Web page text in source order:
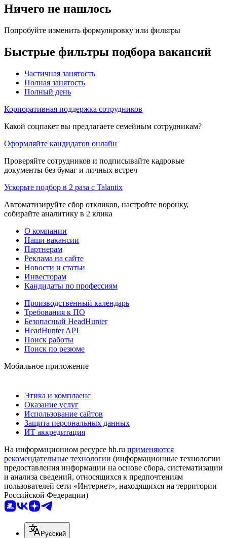
Ничего не нашлось
Попробуйте изменить формулировку или фильтры
Быстрые фильтры подбора вакансий
Частичная занятость
Полная занятость
Полный день
Корпоративная поддержка сотрудников
Какой соцпакет вы предлагаете семейным сотрудникам?
Оформляйте кандидатов онлайн
Проверяйте сотрудников и подписывайте кадровые
документы без бумаг и личных встреч
Ускорьте подбор в 2 раза с Talantix
Автоматизируйте сбор откликов, настройте воронку,
собирайте аналитику в 2 клика
О компании
Наши вакансии
Партнерам
Реклама на сайте
Новости и статьи
Инвесторам
Кандидаты по профессиям
Производственный календарь
Требования к ПО
Безопасный HeadHunter
HeadHunter API
Поиск работы
Поиск по резюме
Мобильное приложение
Этика и комплаенс
Оказание услуг
Использование сайтов
Защита персональных данных
ИТ аккредитация
На информационном ресурсе hh.ru применяются
рекомендательные технологии (информационные технологии
предоставления информации на основе сбора, систематизации
и анализа сведений, относящихся к предпочтениям
пользователей сети «Интернет», находящихся на территории
Российской Федерации)
Русский